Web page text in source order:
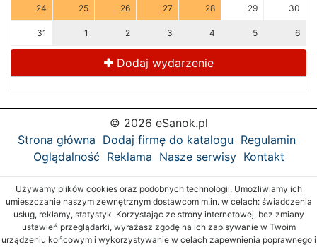
24 25 26 27 28 29 30
31 1 2 3 4 5 6
Dodaj wydarzenie
© 2026 eSanok.pl
Strona główna Dodaj firmę do katalogu Regulamin
Oglądalność Reklama Nasze serwisy Kontakt
Używamy plików cookies oraz podobnych technologii. Umożliwiamy ich
umieszczanie naszym zewnętrznym dostawcom m.in. w celach: świadczenia
usług, reklamy, statystyk. Korzystając ze strony internetowej, bez zmiany
ustawień przeglądarki, wyrażasz zgodę na ich zapisywanie w Twoim
urządzeniu końcowym i wykorzystywanie w celach zapewnienia poprawnego i